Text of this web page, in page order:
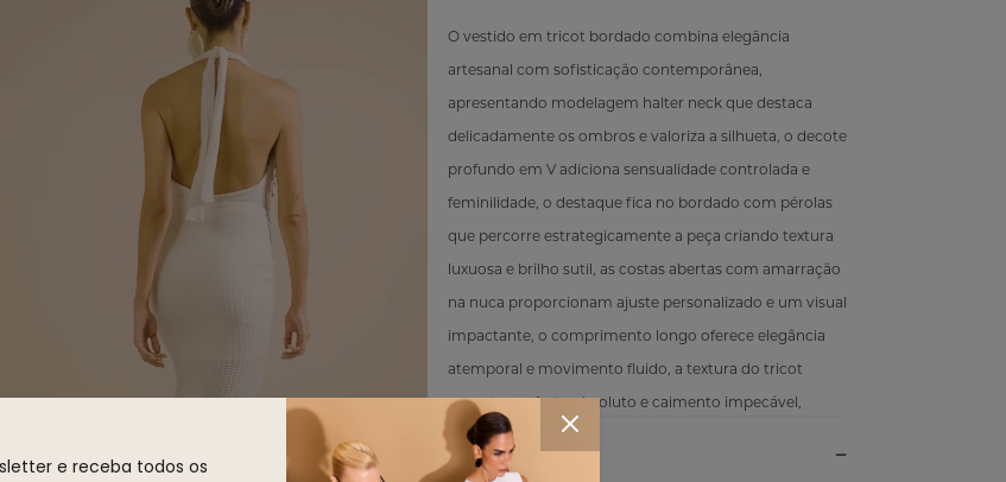
O vestido em tricot bordado combina elegância
artesanal com sofisticação contemporânea,
apresentando modelagem halter neck que destaca
delicadamente os ombros e valoriza a silhueta, o decote
profundo em V adiciona sensualidade controlada e
feminilidade, o destaque fica no bordado com pérolas
que percorre estrategicamente a peça criando textura
luxuosa e brilho sutil, as costas abertas com amarração
na nuca proporcionam ajuste personalizado e um visual
impactante, o comprimento longo oferece elegância
atemporal e movimento fluido, a textura do tricot
garante conforto absoluto e caimento impecável,
sendo perfeita para ocasiões especiais que exigem
presença marcante e refinamento exclusivo.
e receba todos os